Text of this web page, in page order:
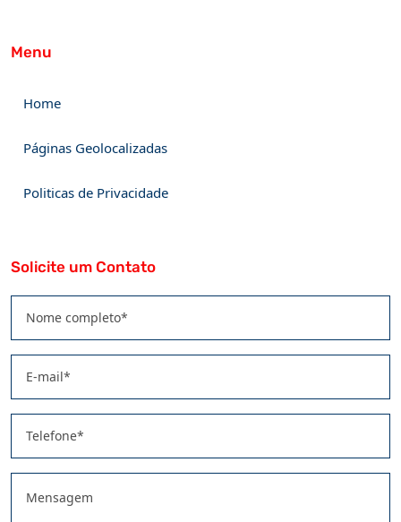
Menu
Home
Páginas Geolocalizadas
Politicas de Privacidade
Solicite um Contato